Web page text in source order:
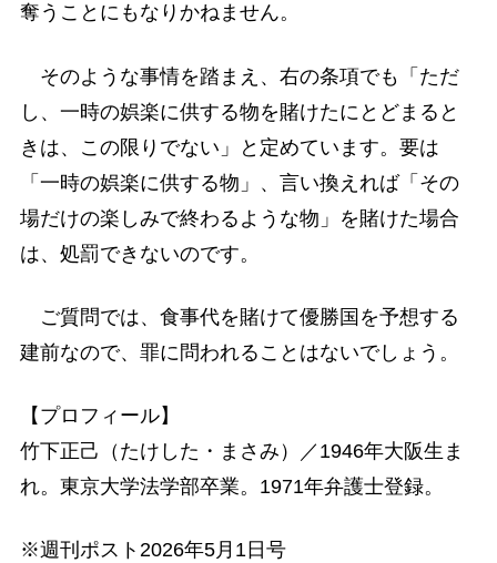
奪うことにもなりかねません。
そのような事情を踏まえ、右の条項でも「ただ
し、一時の娯楽に供する物を賭けたにとどまると
きは、この限りでない」と定めています。要は
「一時の娯楽に供する物」、言い換えれば「その
場だけの楽しみで終わるような物」を賭けた場合
は、処罰できないのです。
ご質問では、食事代を賭けて優勝国を予想する
建前なので、罪に問われることはないでしょう。
【プロフィール】
竹下正己（たけした・まさみ）／1946年大阪生ま
れ。東京大学法学部卒業。1971年弁護士登録。
※週刊ポスト2026年5月1日号